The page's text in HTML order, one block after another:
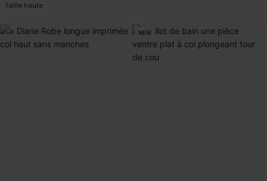
Taille haute
NEW